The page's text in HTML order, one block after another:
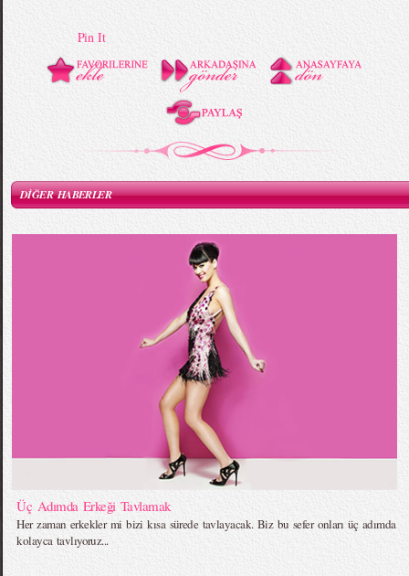
Pin It
DİĞER HABERLER
Üç Adımda Erkeği Tavlamak
Her zaman erkekler mi bizi kısa sürede tavlayacak. Biz bu sefer onları üç adımda
kolayca tavlıyoruz...